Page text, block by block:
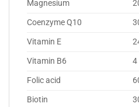
Magnesium
Coenzyme Q10
Vitamin E
Vitamin B6
4
Folic acid
Biotin